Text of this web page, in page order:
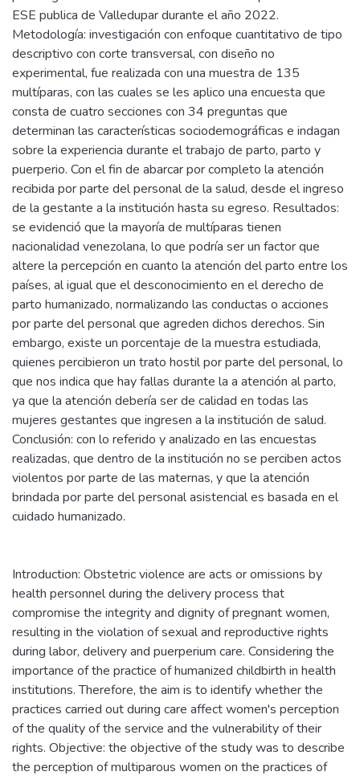
ESE publica de Valledupar durante el año 2022.
Metodología: investigación con enfoque cuantitativo de tipo
descriptivo con corte transversal, con diseño no
experimental, fue realizada con una muestra de 135
multíparas, con las cuales se les aplico una encuesta que
consta de cuatro secciones con 34 preguntas que
determinan las características sociodemográficas e indagan
sobre la experiencia durante el trabajo de parto, parto y
puerperio. Con el fin de abarcar por completo la atención
recibida por parte del personal de la salud, desde el ingreso
de la gestante a la institución hasta su egreso. Resultados:
se evidenció que la mayoría de multíparas tienen
nacionalidad venezolana, lo que podría ser un factor que
altere la percepción en cuanto la atención del parto entre los
países, al igual que el desconocimiento en el derecho de
parto humanizado, normalizando las conductas o acciones
por parte del personal que agreden dichos derechos. Sin
embargo, existe un porcentaje de la muestra estudiada,
quienes percibieron un trato hostil por parte del personal, lo
que nos indica que hay fallas durante la a atención al parto,
ya que la atención debería ser de calidad en todas las
mujeres gestantes que ingresen a la institución de salud.
Conclusión: con lo referido y analizado en las encuestas
realizadas, que dentro de la institución no se perciben actos
violentos por parte de las maternas, y que la atención
brindada por parte del personal asistencial es basada en el
cuidado humanizado.
Introduction: Obstetric violence are acts or omissions by
health personnel during the delivery process that
compromise the integrity and dignity of pregnant women,
resulting in the violation of sexual and reproductive rights
during labor, delivery and puerperium care. Considering the
importance of the practice of humanized childbirth in health
institutions. Therefore, the aim is to identify whether the
practices carried out during care affect women's perception
of the quality of the service and the vulnerability of their
rights. Objective: the objective of the study was to describe
the perception of multiparous women on the practices of